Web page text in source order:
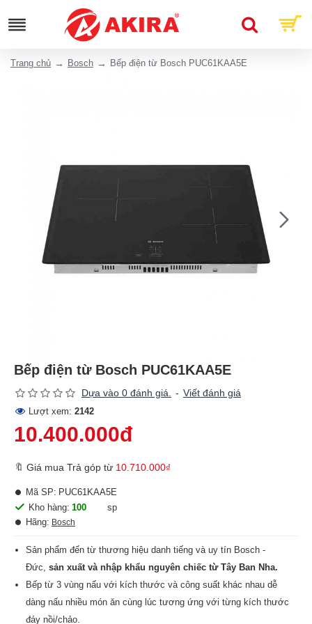
Trang chủ Bosch Bếp điện từ Bosch PUC61KAA5E
Bếp điện từ Bosch PUC61KAA5E
Dựa vào 0 đánh giá. - Viết đánh giá
Lượt xem: 2142
10.400.000đ
🔖 Giá mua Trả góp từ 10.710.000₫
Kho hàng: 100
sp
Hãng: Bosch
Mã SP: PUC61KAA5E
Sản phẩm đến từ thương hiệu danh tiếng và uy tín Bosch -
Đức, sản xuất và nhập khẩu nguyên chiếc từ Tây Ban Nha.
Bếp từ 3 vùng nấu với kích thước và công suất khác nhau dễ
dàng nấu nhiều món ăn cùng lúc tương ứng với từng kích thước
đáy nồi/chảo.